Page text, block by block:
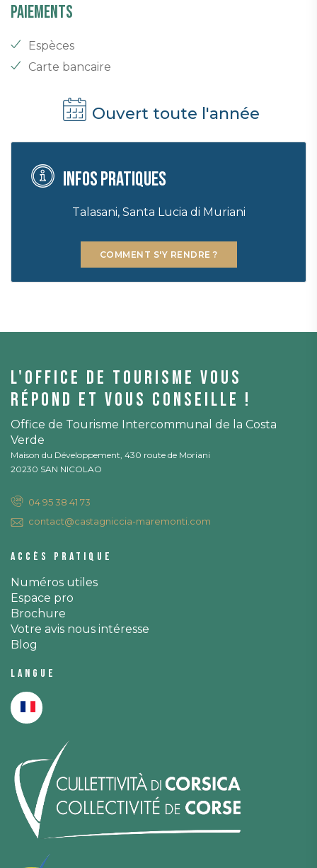
Paiements
Espèces
Carte bancaire
Ouvert toute l'année
Infos pratiques
Talasani, Santa Lucia di Muriani
COMMENT S'Y RENDRE ?
L'office de tourisme vous
répond et vous conseille !
Office de Tourisme Intercommunal de la Costa
Verde
Maison du Développement, 430 route de Moriani
20230 SAN NICOLAO
04 95 38 41 73
contact@castagniccia-maremonti.com
Accès pratique
Numéros utiles
Espace pro
Brochure
Votre avis nous intéresse
Blog
Langue